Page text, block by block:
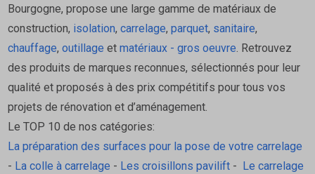
Bourgogne, propose une large gamme de matériaux de
construction, isolation, carrelage, parquet, sanitaire,
chauffage, outillage et matériaux - gros oeuvre. Retrouvez
des produits de marques reconnues, sélectionnés pour leur
qualité et proposés à des prix compétitifs pour tous vos
projets de rénovation et d’aménagement.
Le TOP 10 de nos catégories:
La préparation des surfaces pour la pose de votre carrelage
- La colle à carrelage - Les croisillons pavilift- Le carrelage